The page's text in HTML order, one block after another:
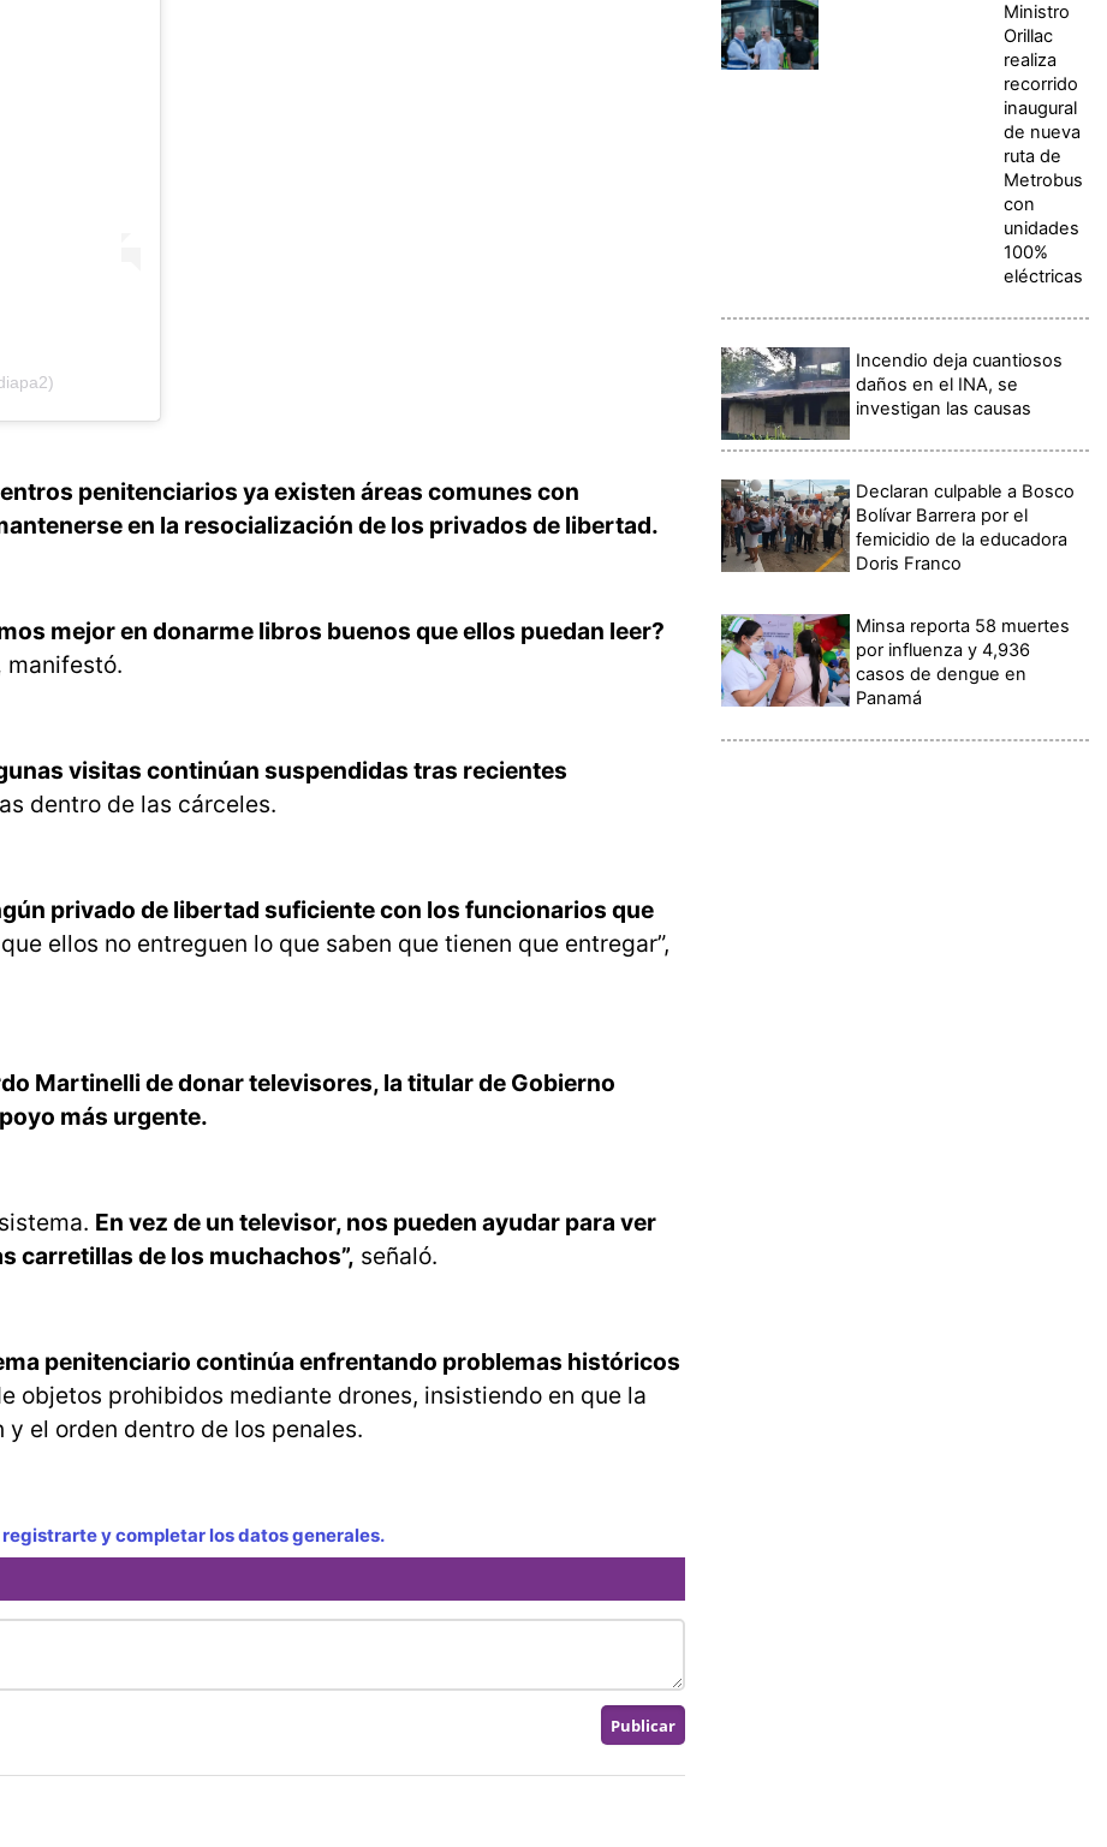
penitenciarios ya existen áreas comunes con
en la resocialización de los privados de libertad.
mejor en donarme libros buenos que ellos puedan leer?
manifestó.
visitas continúan suspendidas tras recientes
dentro de las cárceles.
privado de libertad suficiente con los funcionarios que
ellos no entreguen lo que saben que tienen que entregar”,
Martinelli de donar televisores, la titular de Gobierno
más urgente.
En vez de un televisor, nos pueden ayudar para ver
carretillas de los muchachos”, señaló.
penitenciario continúa enfrentando problemas históricos
objetos prohibidos mediante drones, insistiendo en que la
el orden dentro de los penales.
y completar los datos generales.
Ministro
Orillac
realiza
recorrido
inaugural
de nueva
ruta de
Metrobus
con
unidades
100%
eléctricas
Incendio deja cuantiosos
daños en el INA, se
investigan las causas
Declaran culpable a Bosco
Bolívar Barrera por el
femicidio de la educadora
Doris Franco
Minsa reporta 58 muertes
por influenza y 4,936
casos de dengue en
Panamá